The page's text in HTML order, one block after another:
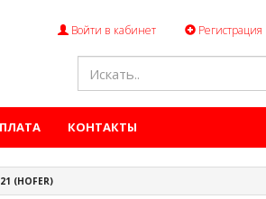
Войти в кабинет Регистрация
КОНТАКТЫ
(HOFER)